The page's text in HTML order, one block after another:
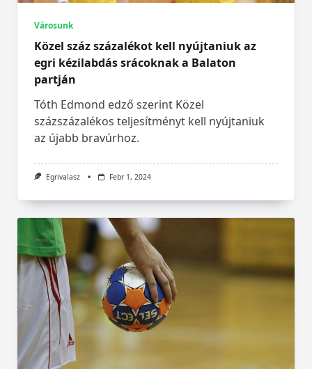
Városunk
Közel száz százalékot kell nyújtaniuk az
egri kézilabdás srácoknak a Balaton
partján
Tóth Edmond edző szerint Közel
százszázalékos teljesítményt kell nyújtaniuk
az újabb bravúrhoz.
Egrivalasz Febr 1, 2024